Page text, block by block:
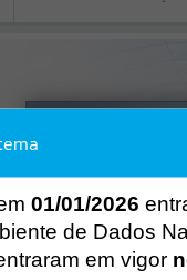
01/01/2026
de Dados
em vigor
Erro
Ocorreu um erro de
Uncaught SyntaxError:
https://
agina/licitacao-